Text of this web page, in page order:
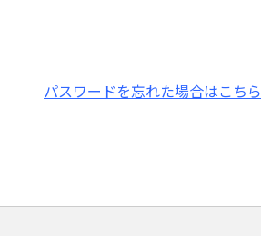
パスワードを忘れた場合はこちら